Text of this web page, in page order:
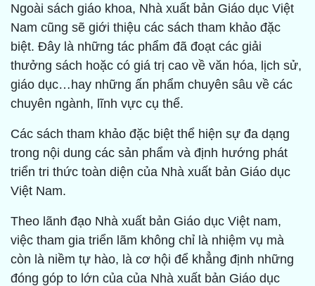
Ngoài sách giáo khoa, Nhà xuất bản Giáo dục Việt
Nam cũng sẽ giới thiệu các sách tham khảo đặc
biệt. Đây là những tác phẩm đã đoạt các giải
thưởng sách hoặc có giá trị cao về văn hóa, lịch sử,
giáo dục…hay những ấn phẩm chuyên sâu về các
chuyên ngành, lĩnh vực cụ thể.
Các sách tham khảo đặc biệt thể hiện sự đa dạng
trong nội dung các sản phẩm và định hướng phát
triển tri thức toàn diện của Nhà xuất bản Giáo dục
Việt Nam.
Theo lãnh đạo Nhà xuất bản Giáo dục Việt nam,
việc tham gia triển lãm không chỉ là nhiệm vụ mà
còn là niềm tự hào, là cơ hội để khẳng định những
đóng góp to lớn của của Nhà xuất bản Giáo dục